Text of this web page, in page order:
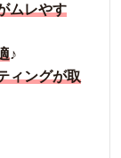
ムレやす
♪
ィングが取